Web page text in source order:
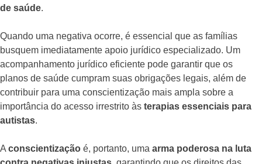
de saúde.
Quando uma negativa ocorre, é essencial que as famílias
busquem imediatamente apoio jurídico especializado. Um
acompanhamento jurídico eficiente pode garantir que os
planos de saúde cumpram suas obrigações legais, além de
contribuir para uma conscientização mais ampla sobre a
importância do acesso irrestrito às terapias essenciais para
autistas.
A conscientização é, portanto, uma arma poderosa na luta